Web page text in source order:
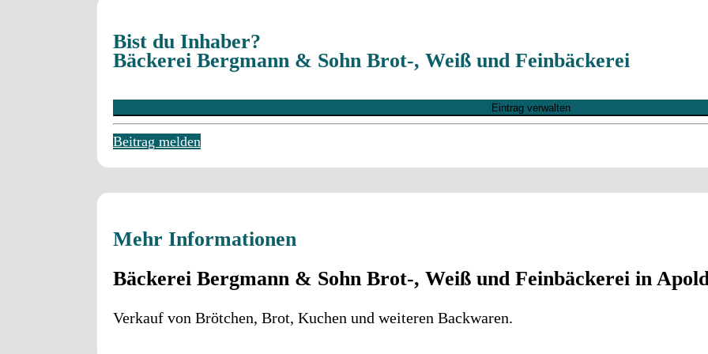
Bist du Inhaber?
Bäckerei Bergmann & Sohn Brot-, Weiß und Feinbäckerei
Eintrag verwalten
Beitrag melden
Mehr Informationen
Bäckerei Bergmann & Sohn Brot-, Weiß und Feinbäckerei in
Verkauf von Brötchen, Brot, Kuchen und weiteren Backwaren.